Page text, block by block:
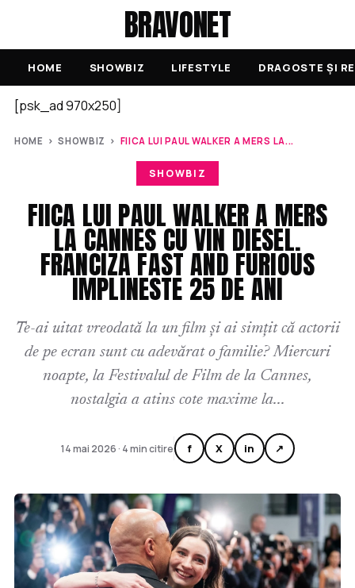
BRAVONET
HOME SHOWBIZ LIFESTYLE DRAGOSTE ȘI
[psk_ad 970x250]
HOME ›SHOWBIZ › FIICA LUI PAUL WALKER A MERS LA...
SHOWBIZ
FIICA LUI PAUL WALKER A MERS
LA CANNES CU VIN DIESEL.
FRANCIZA FAST AND FURIOUS
IMPLINESTE 25 DE ANI
Te-ai uitat vreodată la un film și ai simțit că actorii
de pe ecran sunt cu adevărat o familie? Miercuri
noapte, la Festivalul de Film de la Cannes,
nostalgia a atins cote maxime la...
14 mai 2026 · 4 min citire f X in ↗